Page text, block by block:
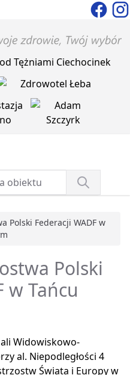
Polski Federacji WADF w
Polski
w Tańcu
Widowiskowo-
al. Niepodległości 4
Świata i Europy w